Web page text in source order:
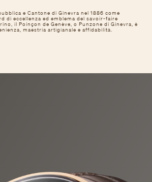
e Cantone di Ginevra nel 1886 come
di eccellenza ed emblema del savoir-faire
il Poinçon de Genève, o Punzone di Ginevra, è
maestria artigianale e affidabilità.